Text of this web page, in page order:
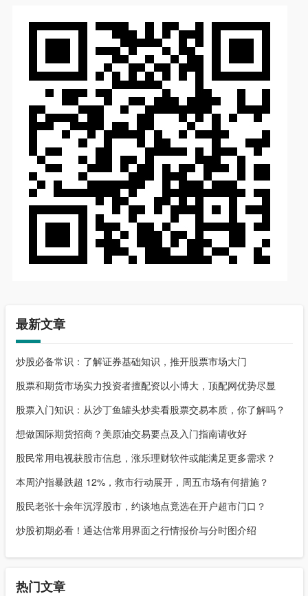
最新文章
炒股必备常识：了解证券基础知识，推开股票市场大门
股票和期货市场实力投资者擅配资以小博大，顶配网优势尽显
股票入门知识：从沙丁鱼罐头炒卖看股票交易本质，你了解吗？
想做国际期货招商？美原油交易要点及入门指南请收好
股民常用电视获股市信息，涨乐理财软件或能满足更多需求？
本周沪指暴跌超 12%，救市行动展开，周五市场有何措施？
股民老张十余年沉浮股市，约谈地点竟选在开户超市门口？
炒股初期必看！通达信常用界面之行情报价与分时图介绍
热门文章